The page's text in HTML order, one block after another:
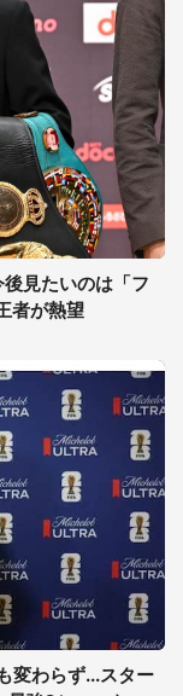
見たいのは「フ
者が熱望
変わらず...スター